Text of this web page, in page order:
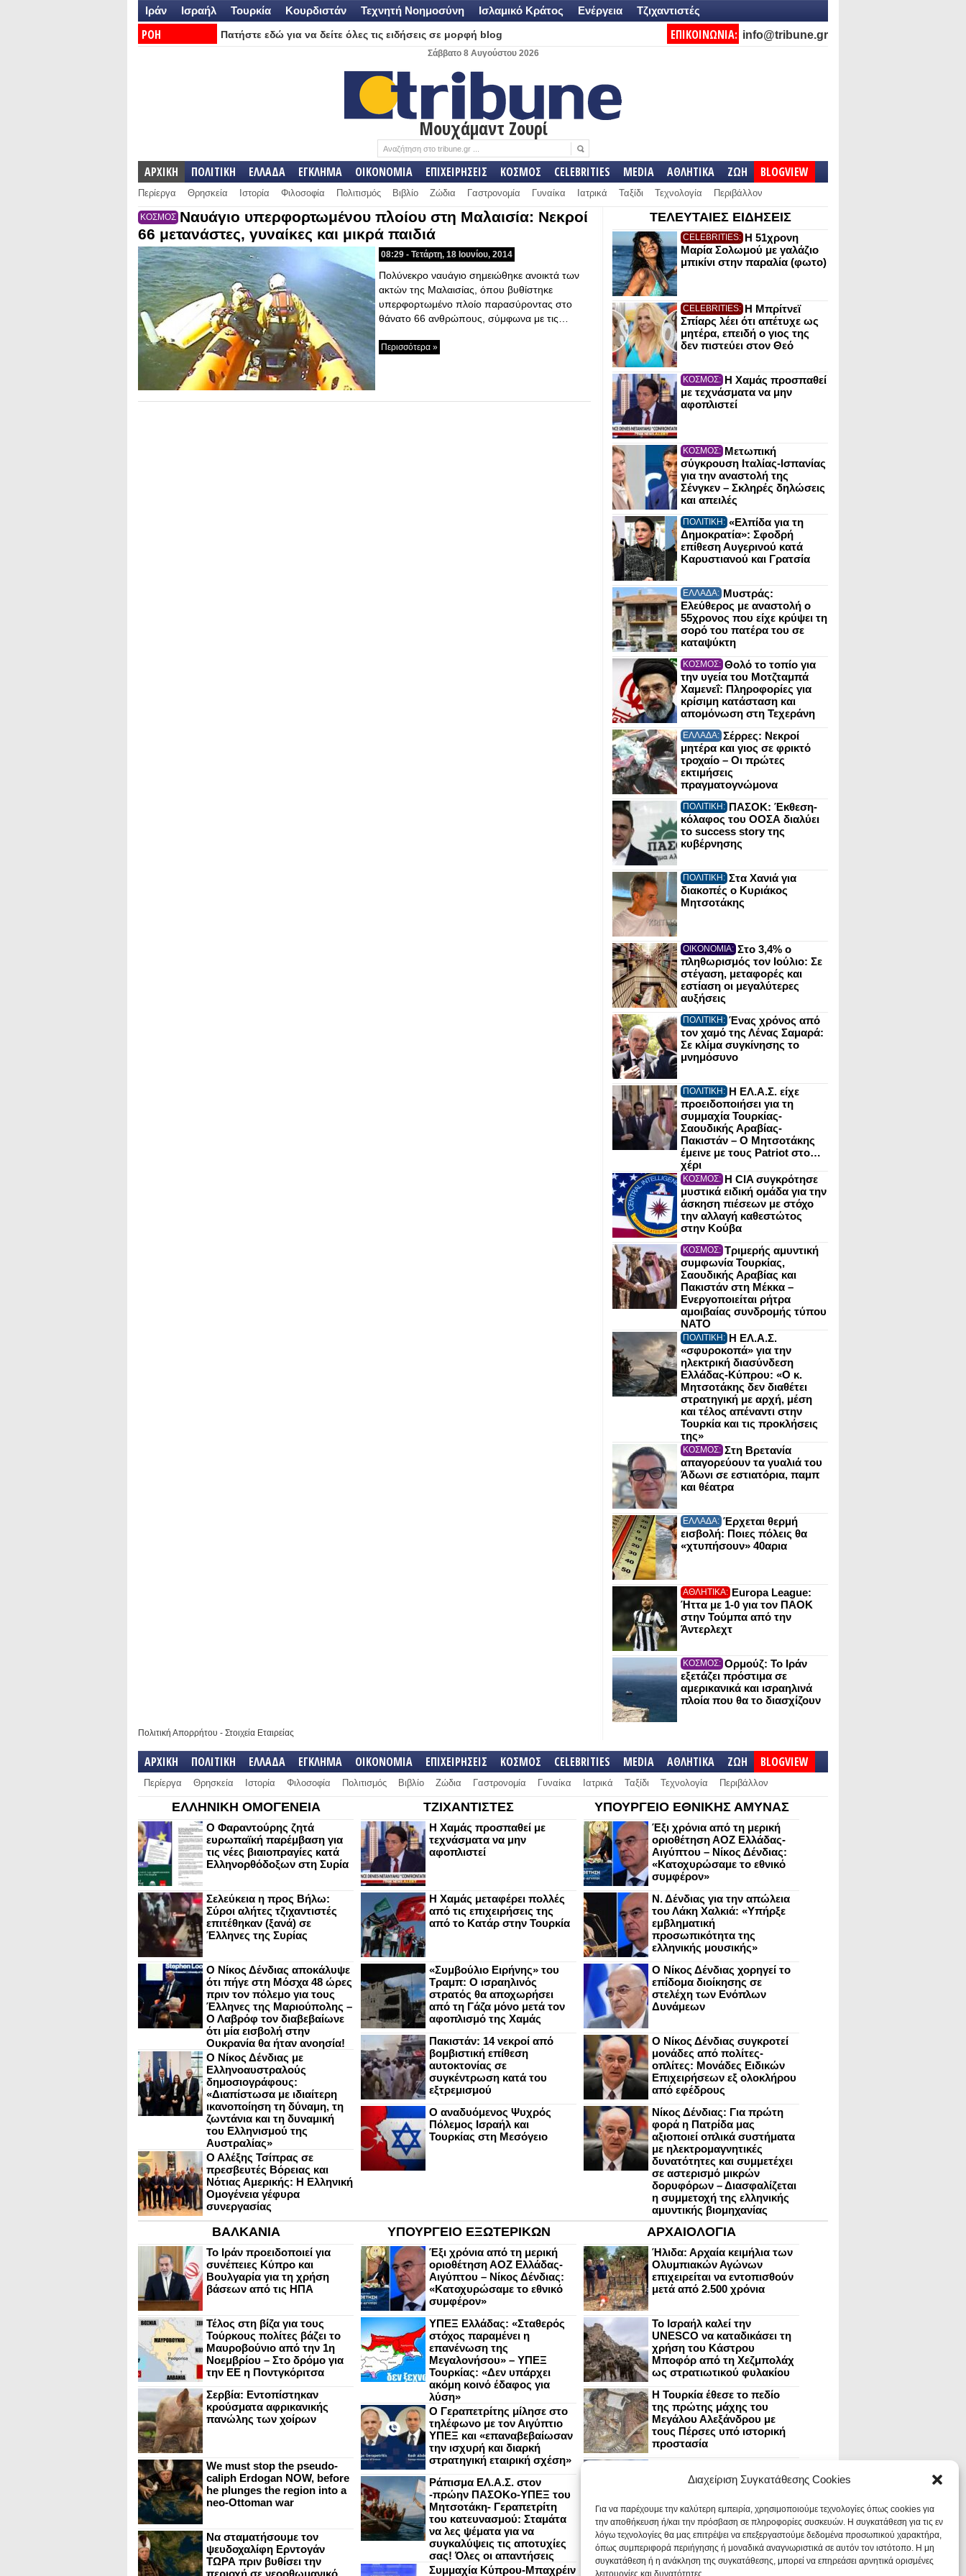
Διαχείριση Συγκατάθεσης Cookies
Για να παρέχουμε την καλύτερη εμπειρία, χρησιμοποιούμε τεχνολογίες όπως cookies για
την αποθήκευση ή/και την πρόσβαση σε πληροφορίες συσκευών. Η συγκατάθεση για τις εν
λόγω τεχνολογίες θα μας επιτρέψει να επεξεργαστούμε δεδομένα προσωπικού χαρακτήρα,
όπως συμπεριφορά περιήγησης ή μοναδικά αναγνωριστικά σε αυτόν τον ιστότοπο. Η μη
συγκατάθεση ή η ανάκληση της συγκατάθεσης, μπορεί να επηρεάσει αρνητικά ορισμένες
λειτουργίες και δυνατότητες.
Ιράν Ισραήλ Τουρκία Κουρδιστάν Τεχνητή Νοημοσύνη Ισλαμικό Κράτος Ενέργεια Τζιχαντιστές
ΡΟΗ
Πατήστε εδώ για να δείτε όλες τις ειδήσεις σε μορφή blog ΕΠΙΚΟΙΝΩΝΙΑ: info@tribune.gr
Σάββατο 8 Αυγούστου 2026
Μουχάμαντ Ζουρί
ΑΡΧΙΚΗ ΠΟΛΙΤΙΚΗ ΕΛΛΑΔΑ ΕΓΚΛΗΜΑ ΟΙΚΟΝΟΜΙΑ ΕΠΙΧΕΙΡΗΣΕΙΣ ΚΟΣΜΟΣ CELEBRITIES MEDIA ΑΘΛΗΤΙΚΑ ΖΩΗ BLOGVIEW
Περίεργα Θρησκεία Ιστορία Φιλοσοφία Πολιτισμός Βιβλίο Ζώδια Γαστρονομία Γυναίκα Ιατρικά Ταξίδι Τεχνολογία Περιβάλλον
ΚΟΣΜΟΣ Ναυάγιο υπερφορτωμένου πλοίου στη Μαλαισία: Νεκροί
66 μετανάστες, γυναίκες και μικρά παιδιά
08:29 - Τετάρτη, 18 Ιουνίου, 2014
Πολύνεκρο ναυάγιο σημειώθηκε ανοικτά των
ακτών της Μαλαισίας, όπου βυθίστηκε
υπερφορτωμένο πλοίο παρασύροντας στο
θάνατο 66 ανθρώπους, σύμφωνα με τις…
Περισσότερα »
ΤΕΛΕΥΤΑΙΕΣ ΕΙΔΗΣΕΙΣ
CELEBRITIES: Η 51χρονη
Μαρία Σολωμού με γαλάζιο
μπικίνι στην παραλία (φωτο)
CELEBRITIES: Η Μπρίτνεϊ
Σπίαρς λέει ότι απέτυχε ως
μητέρα, επειδή ο γιος της
δεν πιστεύει στον Θεό
ΚΟΣΜΟΣ: Η Χαμάς προσπαθεί
με τεχνάσματα να μην
αφοπλιστεί
ΚΟΣΜΟΣ: Μετωπική
σύγκρουση Ιταλίας-Ισπανίας
για την αναστολή της
Σένγκεν – Σκληρές δηλώσεις
και απειλές
ΠΟΛΙΤΙΚΗ: «Ελπίδα για τη
Δημοκρατία»: Σφοδρή
επίθεση Αυγερινού κατά
Καρυστιανού και Γρατσία
ΕΛΛΑΔΑ: Μυστράς:
Ελεύθερος με αναστολή ο
55χρονος που είχε κρύψει τη
σορό του πατέρα του σε
καταψύκτη
ΚΟΣΜΟΣ: Θολό το τοπίο για
την υγεία του Μοτζταμπά
Χαμενεΐ: Πληροφορίες για
κρίσιμη κατάσταση και
απομόνωση στη Τεχεράνη
ΕΛΛΑΔΑ: Σέρρες: Νεκροί
μητέρα και γιος σε φρικτό
τροχαίο – Οι πρώτες
εκτιμήσεις
πραγματογνώμονα
ΠΟΛΙΤΙΚΗ: ΠΑΣΟΚ: Έκθεση-
κόλαφος του ΟΟΣΑ διαλύει
το success story της
κυβέρνησης
ΠΟΛΙΤΙΚΗ: Στα Χανιά για
διακοπές ο Κυριάκος
Μητσοτάκης
ΟΙΚΟΝΟΜΙΑ: Στο 3,4% ο
πληθωρισμός τον Ιούλιο: Σε
στέγαση, μεταφορές και
εστίαση οι μεγαλύτερες
αυξήσεις
ΠΟΛΙΤΙΚΗ: Ένας χρόνος από
τον χαμό της Λένας Σαμαρά:
Σε κλίμα συγκίνησης το
μνημόσυνο
ΠΟΛΙΤΙΚΗ: Η ΕΛ.Α.Σ. είχε
προειδοποιήσει για τη
συμμαχία Τουρκίας-
Σαουδικής Αραβίας-
Πακιστάν – Ο Μητσοτάκης
έμεινε με τους Patriot στο…
χέρι
ΚΟΣΜΟΣ: Η CIA συγκρότησε
μυστικά ειδική ομάδα για την
άσκηση πιέσεων με στόχο
την αλλαγή καθεστώτος
στην Κούβα
ΚΟΣΜΟΣ: Τριμερής αμυντική
συμφωνία Τουρκίας,
Σαουδικής Αραβίας και
Πακιστάν στη Μέκκα –
Ενεργοποιείται ρήτρα
αμοιβαίας συνδρομής τύπου
NATO
ΠΟΛΙΤΙΚΗ: Η ΕΛ.Α.Σ.
«σφυροκοπά» για την
ηλεκτρική διασύνδεση
Ελλάδας-Κύπρου: «Ο κ.
Μητσοτάκης δεν διαθέτει
στρατηγική με αρχή, μέση
και τέλος απέναντι στην
Τουρκία και τις προκλήσεις
της»
ΚΟΣΜΟΣ: Στη Βρετανία
απαγορεύουν τα γυαλιά του
Άδωνι σε εστιατόρια, παμπ
και θέατρα
ΕΛΛΑΔΑ: Έρχεται θερμή
εισβολή: Ποιες πόλεις θα
«χτυπήσουν» 40αρια
ΑΘΛΗΤΙΚΑ: Europa League:
Ήττα με 1-0 για τον ΠΑΟΚ
στην Τούμπα από την
Άντερλεχτ
ΚΟΣΜΟΣ: Ορμούζ: Το Ιράν
εξετάζει πρόστιμα σε
αμερικανικά και ισραηλινά
πλοία που θα το διασχίζουν
Πολιτική Απορρήτου - Στοιχεία Εταιρείας
ΑΡΧΙΚΗ ΠΟΛΙΤΙΚΗ ΕΛΛΑΔΑ ΕΓΚΛΗΜΑ ΟΙΚΟΝΟΜΙΑ ΕΠΙΧΕΙΡΗΣΕΙΣ ΚΟΣΜΟΣ CELEBRITIES MEDIA ΑΘΛΗΤΙΚΑ ΖΩΗ BLOGVIEW
Περίεργα Θρησκεία Ιστορία Φιλοσοφία Πολιτισμός Βιβλίο Ζώδια Γαστρονομία Γυναίκα Ιατρικά Ταξίδι Τεχνολογία Περιβάλλον
ΕΛΛΗΝΙΚΗ ΟΜΟΓΕΝΕΙΑ
Ο Φαραντούρης ζητά
ευρωπαϊκή παρέμβαση για
τις νέες βιαιοπραγίες κατά
Ελληνορθόδοξων στη Συρία
Σελεύκεια η προς Βήλω:
Σύροι αλήτες τζιχαντιστές
επιτέθηκαν (ξανά) σε
Έλληνες της Συρίας
Ο Νίκος Δένδιας αποκάλυψε
ότι πήγε στη Μόσχα 48 ώρες
πριν τον πόλεμο για τους
Έλληνες της Μαριούπολης –
Ο Λαβρόφ τον διαβεβαίωνε
ότι μία εισβολή στην
Ουκρανία θα ήταν ανοησία!
Ο Νίκος Δένδιας με
Ελληνοαυστραλούς
δημοσιογράφους:
«Διαπίστωσα με ιδιαίτερη
ικανοποίηση τη δύναμη, τη
ζωντάνια και τη δυναμική
του Ελληνισμού της
Αυστραλίας»
Ο Αλέξης Τσίπρας σε
πρεσβευτές Βόρειας και
Νότιας Αμερικής: Η Ελληνική
Ομογένεια γέφυρα
συνεργασίας
ΤΖΙΧΑΝΤΙΣΤΕΣ
Η Χαμάς προσπαθεί με
τεχνάσματα να μην
αφοπλιστεί
Η Χαμάς μεταφέρει πολλές
από τις επιχειρήσεις της
από το Κατάρ στην Τουρκία
«Συμβούλιο Ειρήνης» του
Τραμπ: Ο ισραηλινός
στρατός θα αποχωρήσει
από τη Γάζα μόνο μετά τον
αφοπλισμό της Χαμάς
Πακιστάν: 14 νεκροί από
βομβιστική επίθεση
αυτοκτονίας σε
συγκέντρωση κατά του
εξτρεμισμού
Ο αναδυόμενος Ψυχρός
Πόλεμος Ισραήλ και
Τουρκίας στη Μεσόγειο
ΥΠΟΥΡΓΕΙΟ ΕΘΝΙΚΗΣ ΑΜΥΝΑΣ
Έξι χρόνια από τη μερική
οριοθέτηση ΑΟΖ Ελλάδας-
Αιγύπτου – Νίκος Δένδιας:
«Κατοχυρώσαμε το εθνικό
συμφέρον»
Ν. Δένδιας για την απώλεια
του Λάκη Χαλκιά: «Υπήρξε
εμβληματική
προσωπικότητα της
ελληνικής μουσικής»
Ο Νίκος Δένδιας χορηγεί το
επίδομα διοίκησης σε
στελέχη των Ενόπλων
Δυνάμεων
Ο Νίκος Δένδιας συγκροτεί
μονάδες από πολίτες-
οπλίτες: Μονάδες Ειδικών
Επιχειρήσεων εξ ολοκλήρου
από εφέδρους
Νίκος Δένδιας: Για πρώτη
φορά η Πατρίδα μας
αξιοποιεί οπλικά συστήματα
με ηλεκτρομαγνητικές
δυνατότητες και συμμετέχει
σε αστερισμό μικρών
δορυφόρων – Διασφαλίζεται
η συμμετοχή της ελληνικής
αμυντικής βιομηχανίας
ΒΑΛΚΑΝΙΑ
Το Ιράν προειδοποιεί για
συνέπειες Κύπρο και
Βουλγαρία για τη χρήση
βάσεων από τις ΗΠΑ
Τέλος στη βίζα για τους
Τούρκους πολίτες βάζει το
Μαυροβούνιο από την 1η
Νοεμβρίου – Στο δρόμο για
την ΕΕ η Ποντγκόριτσα
Σερβία: Εντοπίστηκαν
κρούσματα αφρικανικής
πανώλης των χοίρων
We must stop the pseudo-
caliph Erdogan NOW, before
he plunges the region into a
neo-Ottoman war
Να σταματήσουμε τον
ψευδοχαλίφη Ερντογάν
ΤΩΡΑ πριν βυθίσει την
περιοχή σε νεοοθωμανικό
ΥΠΟΥΡΓΕΙΟ ΕΞΩΤΕΡΙΚΩΝ
Έξι χρόνια από τη μερική
οριοθέτηση ΑΟΖ Ελλάδας-
Αιγύπτου – Νίκος Δένδιας:
«Κατοχυρώσαμε το εθνικό
συμφέρον»
ΥΠΕΞ Ελλάδας: «Σταθερός
στόχος παραμένει η
επανένωση της
Μεγαλονήσου» – ΥΠΕΞ
Τουρκίας: «Δεν υπάρχει
ακόμη κοινό έδαφος για
λύση»
Ο Γεραπετρίτης μίλησε στο
τηλέφωνο με τον Αιγύπτιο
ΥΠΕΞ και «επαναβεβαίωσαν
την ισχυρή και διαρκή
στρατηγική εταιρική σχέση»
Ράπισμα ΕΛ.Α.Σ. στον
-πρώην ΠΑΣΟΚο-ΥΠΕΞ του
Μητσοτάκη- Γεραπετρίτη
του κατευνασμού: Σταμάτα
να λες ψέματα για να
συγκαλύψεις τις αποτυχίες
σας! Όλες οι απαντήσεις
Συμμαχία Κύπρου-Μπαχρέιν
ΑΡΧΑΙΟΛΟΓΙΑ
Ήλιδα: Αρχαία κειμήλια των
Ολυμπιακών Αγώνων
επιχειρείται να εντοπισθούν
μετά από 2.500 χρόνια
Το Ισραήλ καλεί την
UNESCO να καταδικάσει τη
χρήση του Κάστρου
Μποφόρ από τη Χεζμπολάχ
ως στρατιωτικού φυλακίου
Η Τουρκία έθεσε το πεδίο
της πρώτης μάχης του
Μεγάλου Αλεξάνδρου με
τους Πέρσες υπό ιστορική
προστασία
ανακτόρου στην
στο Παλάτι των Δεσποτών
Οι Νεάντερταλ έκαναν
οδοντιατρικές επεμβάσεις σε
χαλασμένα δόντια, σύμφωνα
με ευρήματα